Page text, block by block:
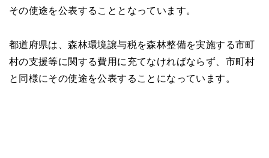
その使途を公表することとなっています。
都道府県は、森林環境譲与税を森林整備を実施する市町
村の支援等に関する費用に充てなければならず、市町村
と同様にその使途を公表することになっています。